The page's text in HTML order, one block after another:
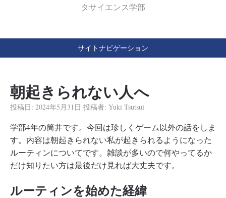
タサイエンス学部
サイトナビゲーション
朝起きられない人へ
投稿日: 2024年5月31日 投稿者: Yuki Tsutsui
学部4年の筒井です。今回は珍しくゲーム以外の話をしま
す。内容は朝起きられない私が起きられるようになった
ルーティンについてです。雑談が多いので何やってるか
だけ知りたい方は最後だけ見れば大丈夫です。
ルーティンを始めた経緯